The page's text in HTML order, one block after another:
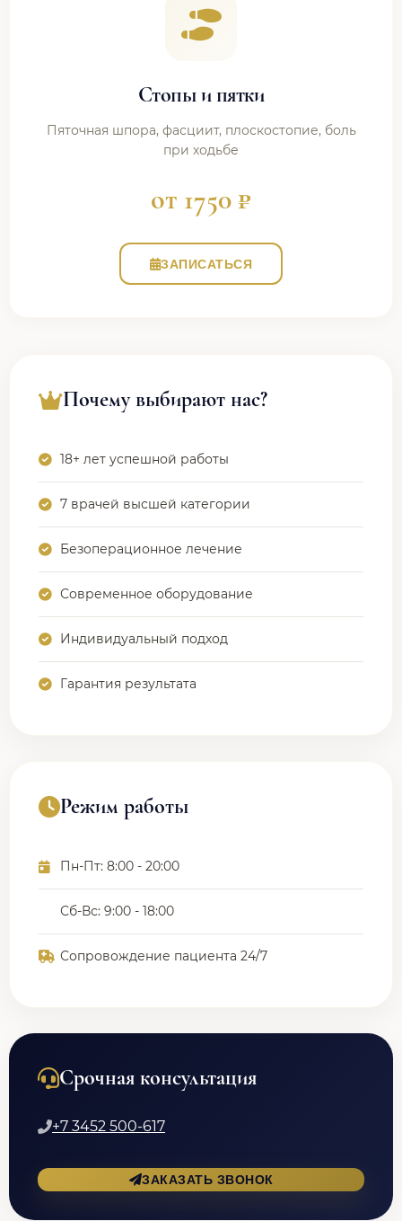
Стопы и пятки
Пяточная шпора, фасциит, плоскостопие, боль
при ходьбе
от 1750 ₽
ЗАПИСАТЬСЯ
Почему выбирают нас?
18+ лет успешной работы
7 врачей высшей категории
Безоперационное лечение
Современное оборудование
Индивидуальный подход
Гарантия результата
Режим работы
Пн-Пт: 8:00 - 20:00
Сб-Вс: 9:00 - 18:00
Сопровождение пациента 24/7
Срочная консультация
+7 3452 500-617
ЗАКАЗАТЬ ЗВОНОК